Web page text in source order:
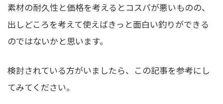
素材の耐久性と価格を考えるとコスパが悪いものの、
出しどころを考えて使えばきっと面白い釣りができる
のではないかと思います。
検討されている方がいましたら、この記事を参考にし
てみてください。